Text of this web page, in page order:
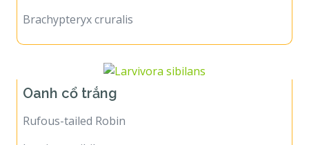
Brachypteryx cruralis
Oanh cổ trắng
Rufous-tailed Robin